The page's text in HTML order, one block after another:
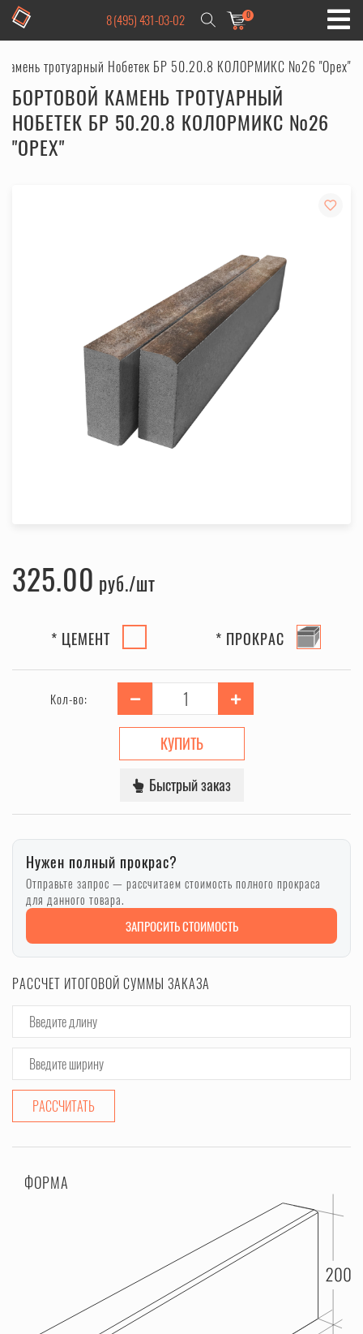
8 (495) 431-03-02 0
камень тротуарный Нобетек БР 50.20.8 КОЛОРМИКС №26 "Орех"
БОРТОВОЙ КАМЕНЬ ТРОТУАРНЫЙ
НОБЕТЕК БР 50.20.8 КОЛОРМИКС №26
"ОРЕХ"
325.00 руб.
* ЦЕМЕНТ * ПРОКРАС
Кол-во:
КУПИТЬ
Быстрый заказ
Нужен полный прокрас?
Отправьте запрос — рассчитаем стоимость полного прокраса
для данного товара.
ЗАПРОСИТЬ СТОИМОСТЬ
РАССЧЕТ ИТОГОВОЙ СУММЫ ЗАКАЗА
РАССЧИТАТЬ
ФОРМА